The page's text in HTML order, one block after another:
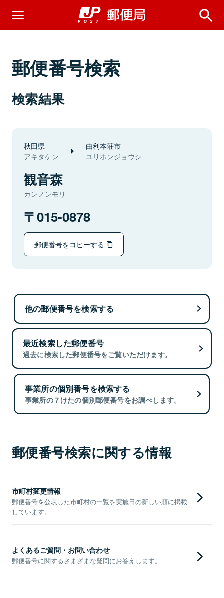
郵便番号検索
検索結果
秋田県
アキタケン
由利本荘市
ユリホンジョウシ
観音森
カンノンモリ
015-0878
郵便番号をコピーする
他の郵便番号を検索する
最近検索した郵便番号
過去に検索した郵便番号をご覧いただけます。
事業所の個別番号を検索する
事業所の７けたの個別郵便番号をお調べします。
郵便番号検索に関する情報
市町村変更情報
郵便番号を公表した市町村の一覧を実施日の新しい順に掲載
しています。
よくあるご質問・お問い合わせ
郵便番号に関するさまざまな疑問にお答えします。